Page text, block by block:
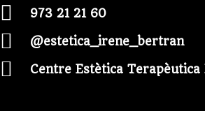
973 21 21 60
@estetica_irene_bertran
Centre Estètica